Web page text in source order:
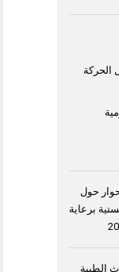
2026” يعزز الحوار حول
برعاية
الطبية